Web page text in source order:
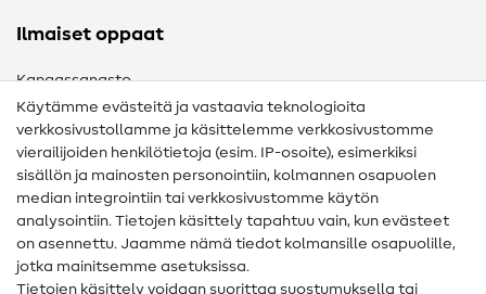
Ilmaiset oppaat
Kangassanasto
Ompelusanasto
Ompeluohjeet
Apua ja yhteystiedot
Yhteystiedot
Tietoa omistajanvaihdoksesta
Käytämme evästeitä ja vastaavia teknologioita
verkkosivustollamme ja käsittelemme verkkosivustomme
vierailijoiden henkilötietoja (esim. IP-osoite), esimerkiksi
sisällön ja mainosten personointiin, kolmannen osapuolen
median integrointiin tai verkkosivustomme käytön
analysointiin. Tietojen käsittely tapahtuu vain, kun evästeet
on asennettu. Jaamme nämä tiedot kolmansille osapuolille,
jotka mainitsemme asetuksissa.
Tietojen käsittely voidaan suorittaa suostumuksella tai